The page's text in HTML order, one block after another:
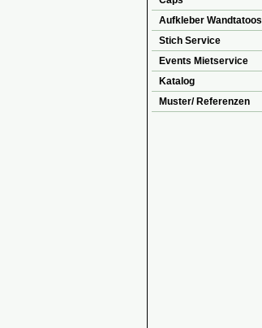
Aufkleber Wandtatoos
Stich Service
Events Mietservice
Katalog
Muster/ Referenzen